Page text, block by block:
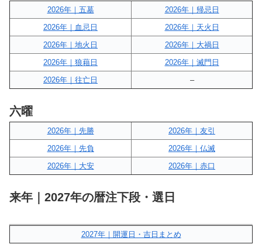
2026年｜五墓
2026年｜帰忌日
2026年｜血忌日
2026年｜天火日
2026年｜地火日
2026年｜大禍日
2026年｜狼藉日
2026年｜滅門日
2026年｜往亡日
–
六曜
2026年｜先勝
2026年｜友引
2026年｜先負
2026年｜仏滅
2026年｜大安
2026年｜赤口
来年｜2027年の暦注下段・選日
2027年｜開運日・吉日まとめ